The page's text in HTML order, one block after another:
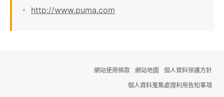
http://www.puma.com
網站使用條款 網站地圖
個人資料保護方針
個人資料蒐集處理利用告知事項